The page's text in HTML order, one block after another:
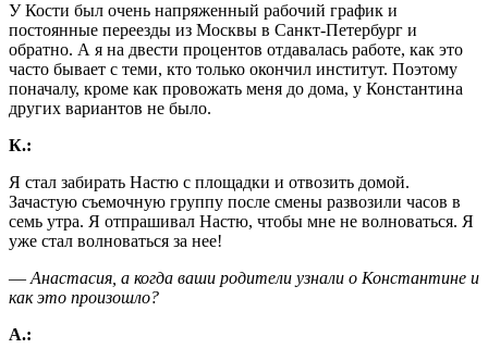
У Кости был очень напряженный рабочий график и
постоянные переезды из Москвы в Санкт-Петербург и
обратно. А я на двести процентов отдавалась работе, как это
часто бывает с теми, кто только окончил институт. Поэтому
поначалу, кроме как провожать меня до дома, у Константина
других вариантов не было.
К.:
Я стал забирать Настю с площадки и отвозить домой.
Зачастую съемочную группу после смены развозили часов в
семь утра. Я отпрашивал Настю, чтобы мне не волноваться. Я
уже стал волноваться за нее!
― Анастасия, а когда ваши родители узнали о Константине и
как это произошло?
А.: